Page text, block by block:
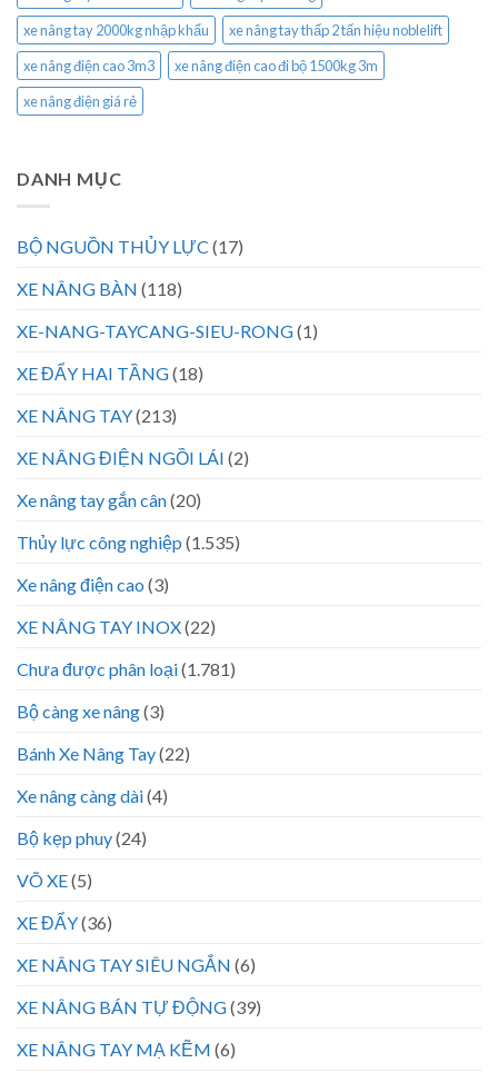
xe nâng tay 2000kg nhập khẩu
xe nâng tay thấp 2 tấn hiệu noblelift
xe nâng điện cao 3m3
xe nâng điện cao đi bộ 1500kg 3m
xe nâng điện giá rẻ
DANH MỤC
BỘ NGUỒN THỦY LỰC (17)
XE NÂNG BÀN (118)
XE-NANG-TAYCANG-SIEU-RONG(1)
XE ĐẨY HAI TẦNG(18)
XE NÂNG TAY(213)
XE NÂNG ĐIỆN NGỒI LÁI (2)
Xe nâng tay gắn cân(20)
Thủy lực công nghiệp (1.535)
Xe nâng điện cao (3)
XE NÂNG TAY INOX(22)
Chưa được phân loại(1.781)
Bộ càng xe nâng(3)
Bánh Xe Nâng Tay(22)
Xe nâng càng dài(4)
Bộ kẹp phuy(24)
VÕ XE(5)
XE ĐẨY(36)
XE NÂNG TAY SIÊU NGẮN (6)
XE NÂNG BÁN TỰ ĐỘNG(39)
XE NÂNG TAY MẠ KẼM (6)